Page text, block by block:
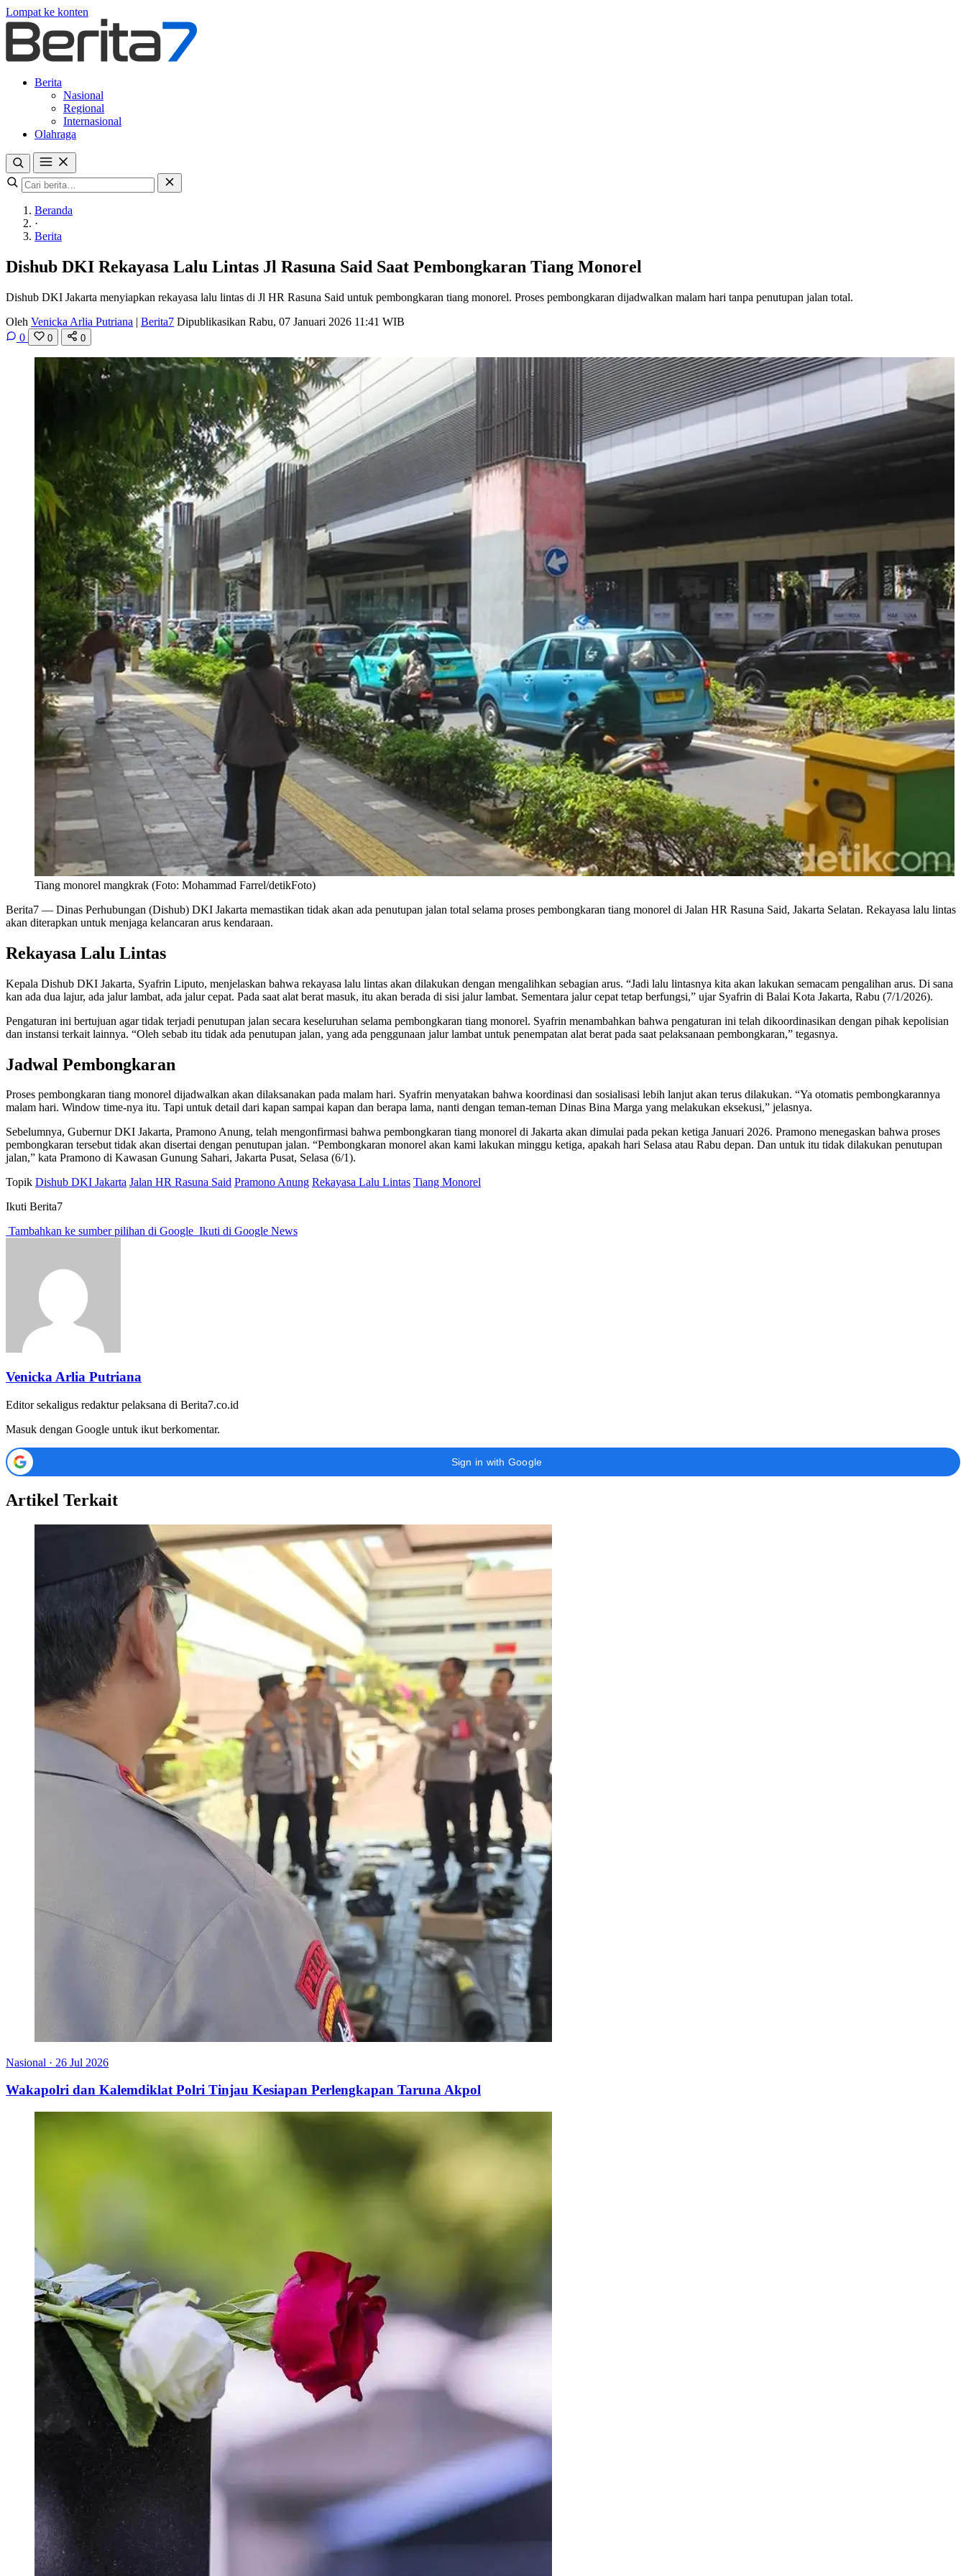
Lompat ke konten
Berita
Nasional
Regional
Internasional
Olahraga
Beranda
·
Berita
Dishub DKI Rekayasa Lalu Lintas Jl Rasuna Said Saat Pembongkaran Tiang Monorel
Dishub DKI Jakarta menyiapkan rekayasa lalu lintas di Jl HR Rasuna Said untuk pembongkaran tiang monorel. Proses pembongkaran dijadwalkan malam hari tanpa penutupan jalan total.
Oleh Venicka Arlia Putriana | Berita7 Dipublikasikan Rabu, 07 Januari 2026 11:41 WIB
0
0 0
Tiang monorel mangkrak (Foto: Mohammad Farrel/detikFoto)
Berita7 — Dinas Perhubungan (Dishub) DKI Jakarta memastikan tidak akan ada penutupan jalan total selama proses pembongkaran tiang monorel di Jalan HR Rasuna Said, Jakarta Selatan. Rekayasa lalu lintas
akan diterapkan untuk menjaga kelancaran arus kendaraan.
Rekayasa Lalu Lintas
Kepala Dishub DKI Jakarta, Syafrin Liputo, menjelaskan bahwa rekayasa lalu lintas akan dilakukan dengan mengalihkan sebagian arus. “Jadi lalu lintasnya kita akan lakukan semacam pengalihan arus. Di sana
kan ada dua lajur, ada jalur lambat, ada jalur cepat. Pada saat alat berat masuk, itu akan berada di sisi jalur lambat. Sementara jalur cepat tetap berfungsi,” ujar Syafrin di Balai Kota Jakarta, Rabu (7/1/2026).
Pengaturan ini bertujuan agar tidak terjadi penutupan jalan secara keseluruhan selama pembongkaran tiang monorel. Syafrin menambahkan bahwa pengaturan ini telah dikoordinasikan dengan pihak kepolisian
dan instansi terkait lainnya. “Oleh sebab itu tidak ada penutupan jalan, yang ada penggunaan jalur lambat untuk penempatan alat berat pada saat pelaksanaan pembongkaran,” tegasnya.
Jadwal Pembongkaran
Proses pembongkaran tiang monorel dijadwalkan akan dilaksanakan pada malam hari. Syafrin menyatakan bahwa koordinasi dan sosialisasi lebih lanjut akan terus dilakukan. “Ya otomatis pembongkarannya
malam hari. Window time-nya itu. Tapi untuk detail dari kapan sampai kapan dan berapa lama, nanti dengan teman-teman Dinas Bina Marga yang melakukan eksekusi,” jelasnya.
Sebelumnya, Gubernur DKI Jakarta, Pramono Anung, telah mengonfirmasi bahwa pembongkaran tiang monorel di Jakarta akan dimulai pada pekan ketiga Januari 2026. Pramono menegaskan bahwa proses
pembongkaran tersebut tidak akan disertai dengan penutupan jalan. “Pembongkaran monorel akan kami lakukan minggu ketiga, apakah hari Selasa atau Rabu depan. Dan untuk itu tidak dilakukan penutupan
jalan,” kata Pramono di Kawasan Gunung Sahari, Jakarta Pusat, Selasa (6/1).
Topik Dishub DKI Jakarta Jalan HR Rasuna Said Pramono Anung Rekayasa Lalu Lintas Tiang Monorel
Ikuti Berita7
Tambahkan ke sumber pilihan di Google Ikuti di Google News
Venicka Arlia Putriana
Editor sekaligus redaktur pelaksana di Berita7.co.id
Masuk dengan Google untuk ikut berkomentar.
Sign in with Google
Artikel Terkait
Nasional · 26 Jul 2026
Wakapolri dan Kalemdiklat Polri Tinjau Kesiapan Perlengkapan Taruna Akpol